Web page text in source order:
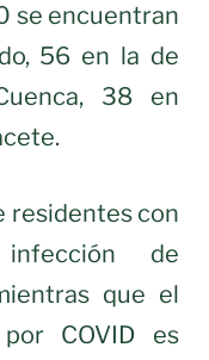
se encuentran
56 en la de
38 en
residentes con
de
que el
COVID es